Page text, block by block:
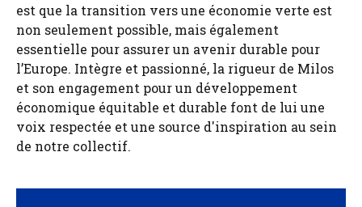
est que la transition vers une économie verte est
non seulement possible, mais également
essentielle pour assurer un avenir durable pour
l’Europe. Intègre et passionné, la rigueur de Milos
et son engagement pour un développement
économique équitable et durable font de lui une
voix respectée et une source d'inspiration au sein
de notre collectif.